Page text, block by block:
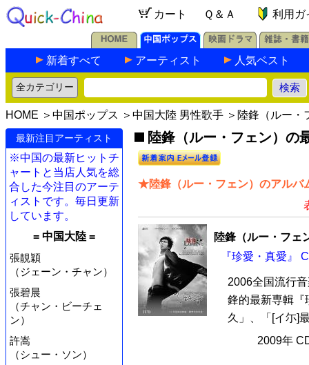
カート Ｑ＆Ａ 利用ガ
新着すべて アーティスト 人気ベスト
HOME ＞ 中国ポップス ＞ 中国大陸 男性歌手 ＞陸鋒（ルー・
最新注目アーティスト
※中国の最新ヒットチ
ャートと当店人気を総
合した今注目のアーテ
ィストです。毎日更新
しています。
= 中国大陸 =
張靚穎
（ジェーン・チャン）
張碧晨
（チャン・ビーチェ
ン）
許嵩
（シュー・ソン）
陸鋒（ルー・フェン）の
★陸鋒（ルー・フェン）のアルバ
陸鋒（ルー・フェ
『珍愛・真愛』
2006全国流行
鋒的最新専輯『
久」、「[イ尓]
2009年